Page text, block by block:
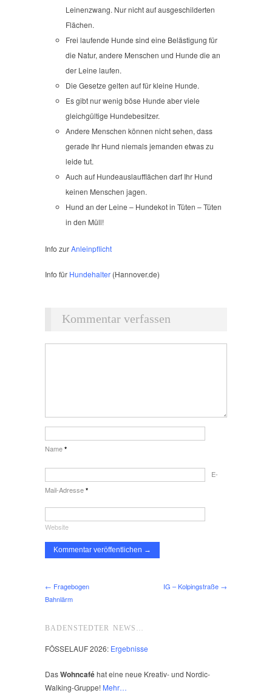
Leinenzwang. Nur nicht auf ausgeschilderten
Flächen.
Frei laufende Hunde sind eine Belästigung für
die Natur, andere Menschen und Hunde die an
der Leine laufen.
Die Gesetze gelten auf für kleine Hunde.
Es gibt nur wenig böse Hunde aber viele
gleichgültige Hundebesitzer.
Andere Menschen können nicht sehen, dass
gerade Ihr Hund niemals jemanden etwas zu
leide tut.
Auch auf Hundeauslaufflächen darf Ihr Hund
keinen Menschen jagen.
Hund an der Leine – Hundekot in Tüten – Tüten
in den Müll!
Info zurAnleinpflicht
Info für Hundehalter (Hannover.de)
Kommentar verfassen
Name *
E-
Mail-Adresse *
Website
← Fragebogen
Bahnlärm
IG – Kolpingstraße →
BADENSTEDTER NEWS…
FÖSSELAUF 2026: Ergebnisse
DasWohncaféhat eine neue Kreativ- und Nordic-
Walking-Gruppe! Mehr…